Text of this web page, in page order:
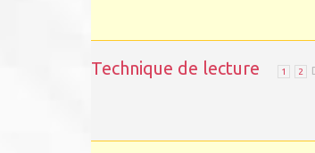
Technique de lecture 1 2